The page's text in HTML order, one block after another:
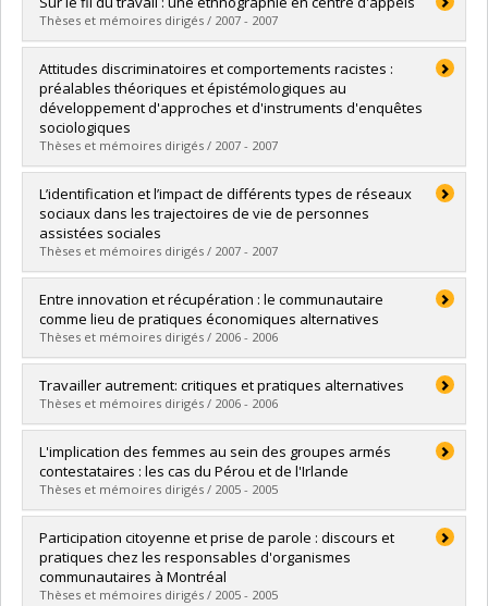
Cycle : Master's
Grade :M. Sc.
Lien vers le document dans Papyrus
Thèses et mémoires dirigés / 2007 - 2007
Graduate :Vanbremeersch, Marie
Cycle :Doctoral
Grade :Ph. D.
Lien vers le document dans Papyrus
Attitudes discriminatoires et comportements racistes :
préalables théoriques et épistémologiques au
développement d'approches et d'instruments d'enquêtes
sociologiques
Thèses et mémoires dirigés / 2007 - 2007
Graduate :Corbeil, Jean-Pierre
Cycle :Doctoral
Grade :Ph. D.
Lien vers le document dans Papyrus
L’identification et l’impact de différents types de réseaux
sociaux dans les trajectoires de vie de personnes
assistées sociales
Thèses et mémoires dirigés / 2007 - 2007
Graduate :Stoetzel, Nadia
Cycle :Master's
Grade :M. Sc.
Lien vers le document dans Papyrus
Entre innovation et récupération : le communautaire
comme lieu de pratiques économiques alternatives
Thèses et mémoires dirigés / 2006 - 2006
Graduate :Mahfoudh, Amel
Cycle : Master's
Grade :M. Sc.
Lien vers le document dans Papyrus
Travailler autrement: critiques et pratiques alternatives
Thèses et mémoires dirigés / 2006 - 2006
Graduate :Tessier, Marie-Ève
Cycle :Master's
Grade :M. Sc.
Lien vers le document dans Papyrus
L'implication des femmes au sein des groupes armés
contestataires : les cas du Pérou et de l'Irlande
Thèses et mémoires dirigés / 2005 - 2005
Graduate :Felices-Luna, Maritza
Cycle :Doctoral
Grade :Ph. D.
Lien vers le document dans Papyrus
Participation citoyenne et prise de parole : discours et
pratiques chez les responsables d'organismes
communautaires à Montréal
Thèses et mémoires dirigés / 2005 - 2005